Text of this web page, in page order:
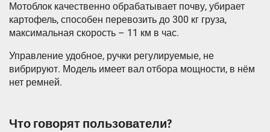
Мотоблок качественно обрабатывает почву, убирает
картофель, способен перевозить до 300 кг груза,
максимальная скорость – 11 км в час.
Управление удобное, ручки регулируемые, не
вибрируют. Модель имеет вал отбора мощности, в нём
нет ремней.
Что говорят пользователи?